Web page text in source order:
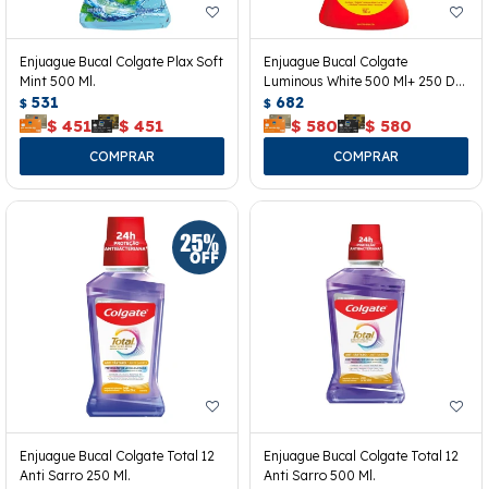
Enjuague Bucal Colgate Plax Soft
Mint 500 Ml.
$ 531
$ 451 $ 451
Enjuague Bucal Colgate
Luminous White 500 Ml+ 250 De
Regalo.
$ 682
$ 580 $ 580
Enjuague Bucal Colgate Total 12
Anti Sarro 250 Ml.
Enjuague Bucal Colgate Total 12
Anti Sarro 500 Ml.